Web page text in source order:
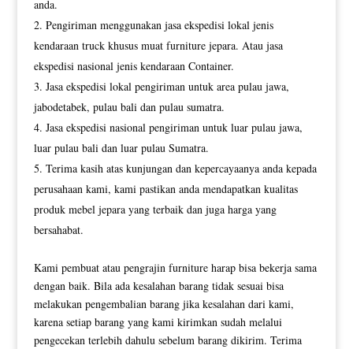
anda.
Pengiriman menggunakan jasa ekspedisi lokal jenis
kendaraan truck khusus muat furniture jepara. Atau jasa
ekspedisi nasional jenis kendaraan Container.
Jasa ekspedisi lokal pengiriman untuk area pulau jawa,
jabodetabek, pulau bali dan pulau sumatra.
Jasa ekspedisi nasional pengiriman untuk luar pulau jawa,
luar pulau bali dan luar pulau Sumatra.
Terima kasih atas kunjungan dan kepercayaanya anda kepada
perusahaan kami, kami pastikan anda mendapatkan kualitas
produk mebel jepara yang terbaik dan juga harga yang
bersahabat.
Kami pembuat atau pengrajin furniture harap bisa bekerja sama
dengan baik. Bila ada kesalahan barang tidak sesuai bisa
melakukan pengembalian barang jika kesalahan dari kami,
karena setiap barang yang kami kirimkan sudah melalui
pengecekan terlebih dahulu sebelum barang dikirim. Terima